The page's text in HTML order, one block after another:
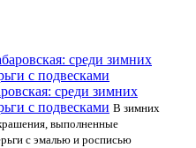
среди зимних
с подвесками В зимних
выполненные
с эмалью и росписью